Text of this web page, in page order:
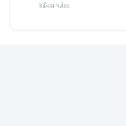
3 દિવસ પહેલા